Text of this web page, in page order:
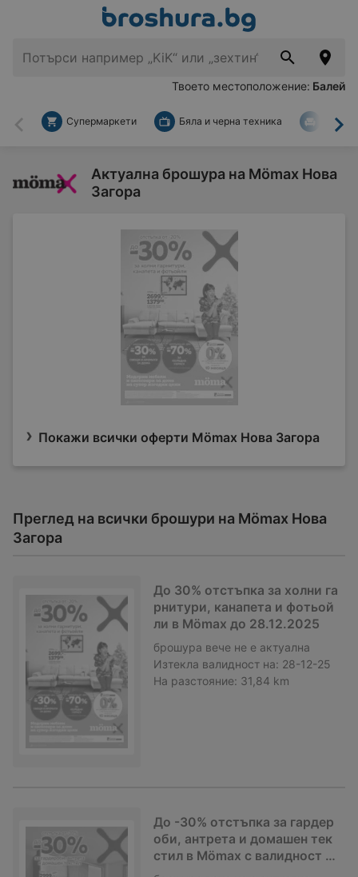
Твоето местоположение: Балей
Назад
Супермаркети Бяла и черна техника За
Актуална брошура на Mömax Нова
Загора
Покажи всички оферти Mömax Нова Загора
Преглед на всички брошури на Mömax Нова
Загора
До 30% отстъпка за холни га
рнитури, канапета и фотьой
ли в Mömax до 28.12.2025
брошура вече не е актуална
Изтекла валидност на: 28-12-25
На разстояние: 31,84 km
До -30% отстъпка за гардер
оби, антрета и домашен тек
стил в Mömax с валидност д
о 14.12.2025